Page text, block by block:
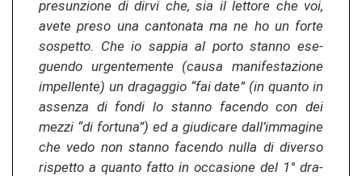
presun­zio­ne di dirvi che, sia il let­to­re che voi,
avete preso una can­to­na­ta ma ne ho un forte
so­s­pet­to. Che io sap­pia al porto stan­no ese­
guen­do ur­gen­te­men­te (causa ma­ni­fes­ta­zio­ne
im­pel­len­te) un dra­gag­gio “fai date” (in quan­to in
as­sen­za di fondi lo stan­no fa­cen­do con dei
mezzi “di for­tu­na”) ed a giu­di­ca­re dall’im­ma­gi­ne
che vedo non stan­no fa­cen­do nulla di di­ver­so
ris­pet­to a quan­to fatto in oc­ca­sio­ne del 1° dra­